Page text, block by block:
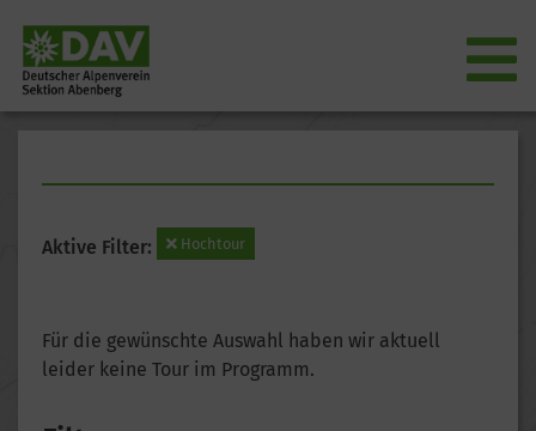
Aktive Filter: Hochtour
Für die gewünschte Auswahl haben wir aktuell
leider keine Tour im Programm.